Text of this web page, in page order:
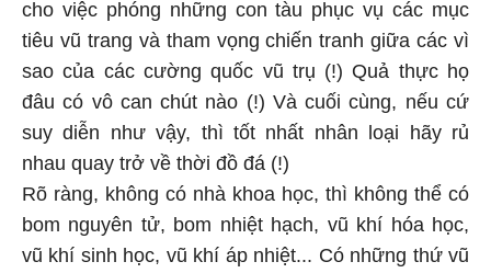
cho việc phóng những con tàu phục vụ các mục
tiêu vũ trang và tham vọng chiến tranh giữa các vì
sao của các cường quốc vũ trụ (!) Quả thực họ
đâu có vô can chút nào (!) Và cuối cùng, nếu cứ
suy diễn như vậy, thì tốt nhất nhân loại hãy rủ
nhau quay trở về thời đồ đá (!)
Rõ ràng, không có nhà khoa học, thì không thể có
bom nguyên tử, bom nhiệt hạch, vũ khí hóa học,
vũ khí sinh học, vũ khí áp nhiệt... Có những thứ vũ